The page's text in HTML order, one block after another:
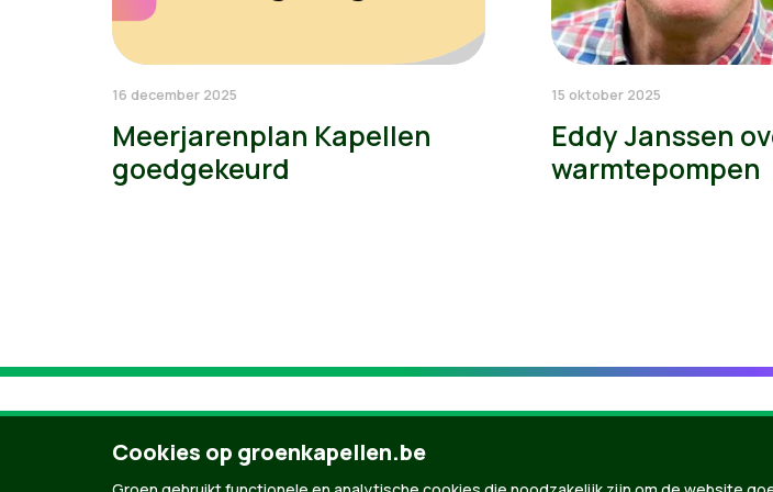
16 december 2025
Meerjarenplan Kapellen
goedgekeurd
15 oktober 2025
Eddy Janssen
warmtepompen
Cookies op groenkapellen.be